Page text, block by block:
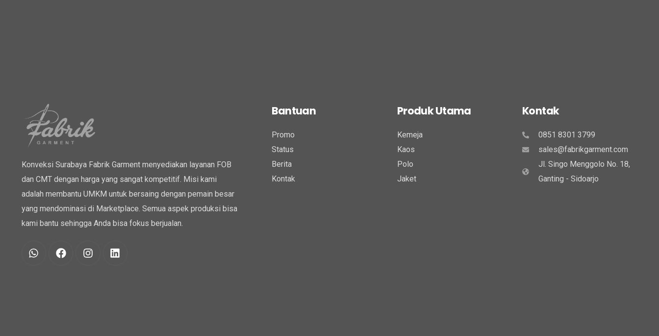
Konveksi Surabaya Fabrik Garment menyediakan layanan FOB
dan CMT dengan harga yang sangat kompetitif. Misi kami
adalah membantu UMKM untuk bersaing dengan pemain besar
yang mendominasi di Marketplace. Semua aspek produksi bisa
kami bantu sehingga Anda bisa fokus berjualan.
Bantuan
Promo
Status
Berita
Kontak
Produk Utama
Kemeja
Kaos
Polo
Jaket
Kontak
0851 8301 3799
sales@fabrikgarment.com
Jl. Singo Menggolo No. 18,
Ganting - Sidoarjo